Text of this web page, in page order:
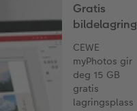
Gratis
bildelagring
CEWE
myPhotos gir
deg 15 GB
gratis
lagringsplass